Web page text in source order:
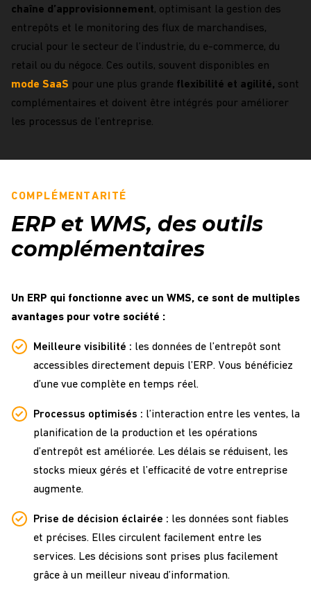
chaîne d’approvisionnement, optimisant la gestion des
entrepôts et le monitoring des flux de marchandises,
crucial pour le secteur de l’industrie, du e-commerce, du
retail ou du négoce. Ces outils, souvent disponibles en
mode SaaS pour une plus grande flexibilité et agilité, sont
complémentaires et doivent être intégrés pour améliorer
les processus de l’entreprise.
COMPLÉMENTARITÉ
ERP et WMS, des outils
complémentaires
Un ERP qui fonctionne avec un WMS, ce sont de multiples
avantages pour votre société :
Meilleure visibilité : les données de l’entrepôt sont
accessibles directement depuis l’ERP. Vous bénéficiez
d’une vue complète en temps réel.
Processus optimisés : l’interaction entre les ventes, la
planification de la production et les opérations
d’entrepôt est améliorée. Les délais se réduisent, les
stocks mieux gérés et l’efficacité de votre entreprise
augmente.
Prise de décision éclairée : les données sont fiables
et précises. Elles circulent facilement entre les
services. Les décisions sont prises plus facilement
grâce à un meilleur niveau d’information.